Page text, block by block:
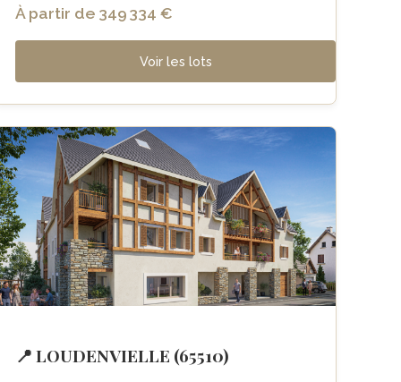
À partir de 349 334 €
Voir les lots
📍 LOUDENVIELLE (65510)